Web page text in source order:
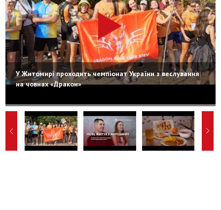
У Житомирі проходить чемпіонат України з веслування
на човнах «Дракон»